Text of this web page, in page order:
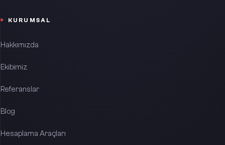
KURUMSAL
Hakkımızda
Ekibimiz
Referanslar
Blog
Hesaplama Araçları